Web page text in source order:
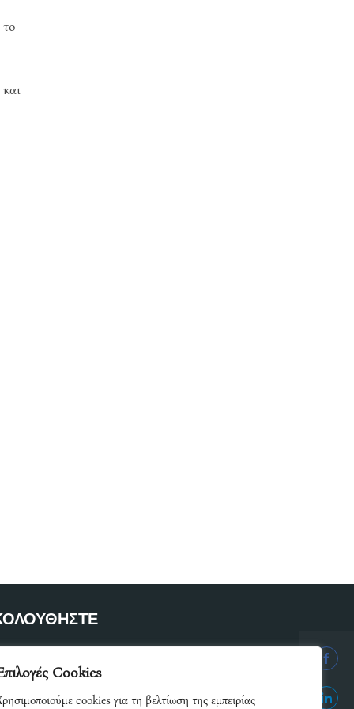
Cookies
cookies για τη βελτίωση της εμπειρίας
on